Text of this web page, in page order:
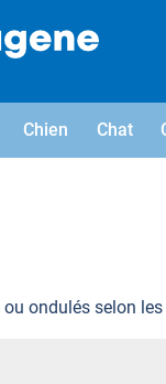
Chien Chat
ondulés selon